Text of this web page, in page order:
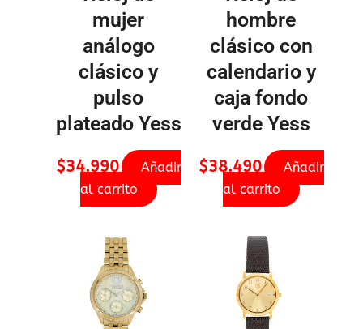
mujer
análogo
clásico y
pulso
plateado Yess
$34.990
Añadir
al carrito
hombre
clásico con
calendario y
caja fondo
verde Yess
$38.490
Añadir
al carrito